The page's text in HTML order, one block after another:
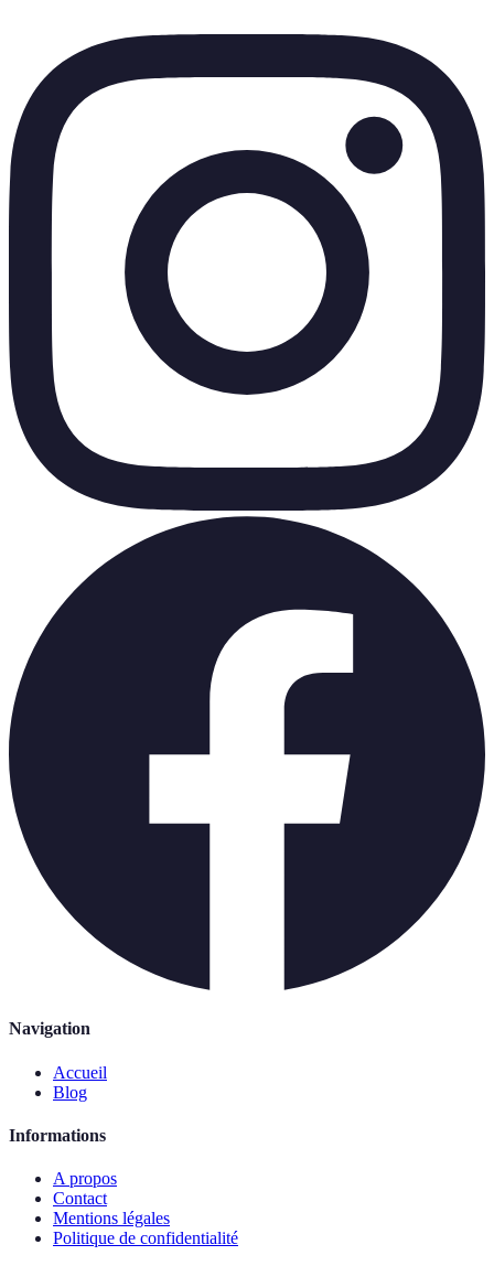
Navigation
Accueil
Blog
Informations
A propos
Contact
Mentions légales
Politique de confidentialité